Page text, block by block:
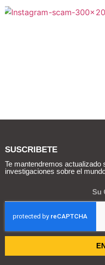
SUSCRIBETE
Te mantendremos actualizado
investigaciones sobre el